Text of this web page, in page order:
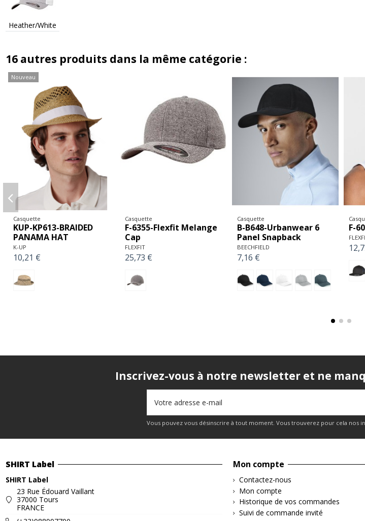
Heather/White
16 autres produits dans la même catégorie :
Casquette
R-RC32X-Bonnet
trappeur Ocean
Result
12,91 €
Casquette
Y-YP179-Casquette à
filet Flexfit avec mesh
FLEXFIT
21,02 €
Casquette
Y-YP194-Casquette
Flexfit Delta® carbone
bicolore (180T)
FLEXFIT
K-UP
Inscrivez-vous à notre newsletter et ne
Vous pouvez vous désinscrire à tout moment. Vous trouverez pour cela nos
SHIRT Label
SHIRT Label
23 Rue Édouard Vaillant
37000 Tours
FRANCE
Mon compte
Contactez-nous
Mon compte
Historique de vos commandes
Suivi de commande invité